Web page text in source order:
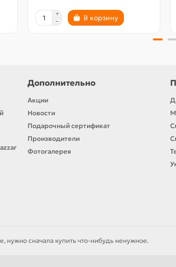
В корзину
Дополнительно
Акции
Новости
Подарочный сертификат
Производители
Фотогалерея
нужно сначала купить что-нибудь ненужное.